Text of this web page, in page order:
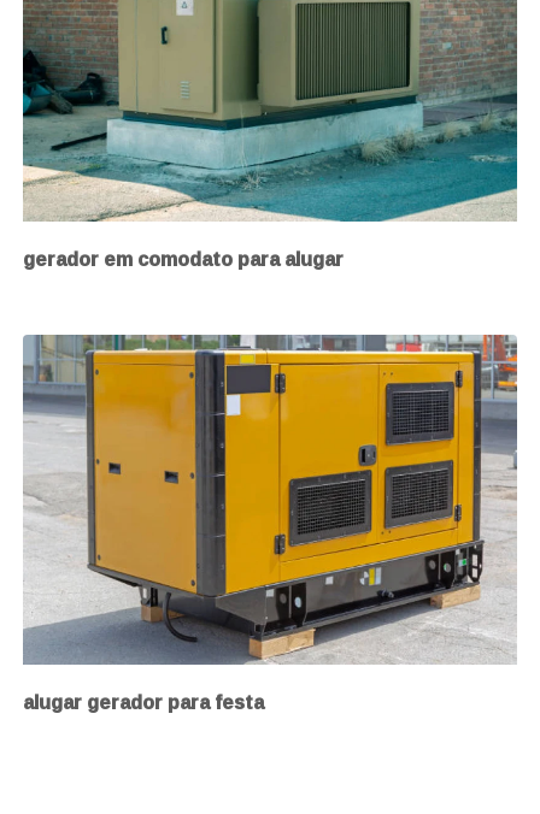
gerador em comodato para alugar
alugar gerador para festa